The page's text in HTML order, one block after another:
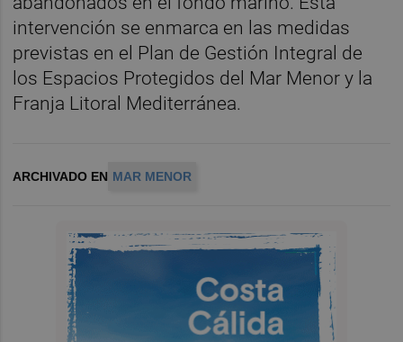
intervención se enmarca en las medidas
previstas en el Plan de Gestión Integral de
los Espacios Protegidos del Mar Menor y la
Franja Litoral Mediterránea.
ARCHIVADO EN MAR MENOR